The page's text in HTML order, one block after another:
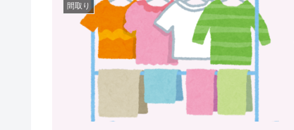
間取り